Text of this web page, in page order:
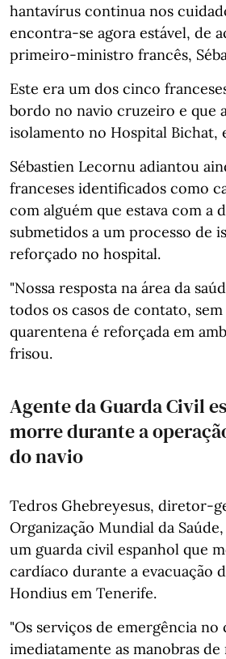
hantavírus continua nos
encontra-se agora estável, de
primeiro-ministro francês,
Este era um dos cinco
bordo no navio cruzeiro e que
isolamento no Hospital Bichat,
Sébastien Lecornu adiantou
franceses identificados como
com alguém que estava com a
submetidos a um processo de
reforçado no hospital.
"Nossa resposta na área da
todos os casos de contato, sem
quarentena é reforçada em
frisou.
Agente da Guarda Civil
morre durante a
do navio
Tedros Ghebreyesus, diretor-
Organização Mundial da
um guarda civil espanhol que
cardíaco durante a evacuação
Hondius em Tenerife.
"Os serviços de emergência no
imediatamente as manobras de